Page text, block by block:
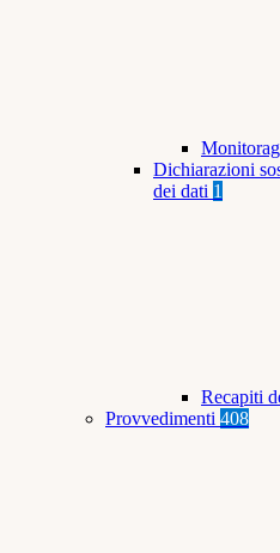
Dichiarazioni
dei dati 1
Recapiti
Provvedimenti 408